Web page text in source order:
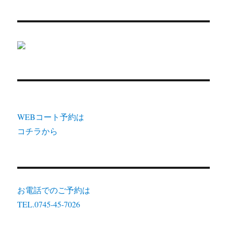
WEBコート予約は
コチラから
お電話でのご予約は
TEL.0745-45-7026